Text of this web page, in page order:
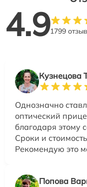
4.91799
Кузнецова
Однозначно
оптический
благодаря этому
Сроки и
Рекомендую это
Попова